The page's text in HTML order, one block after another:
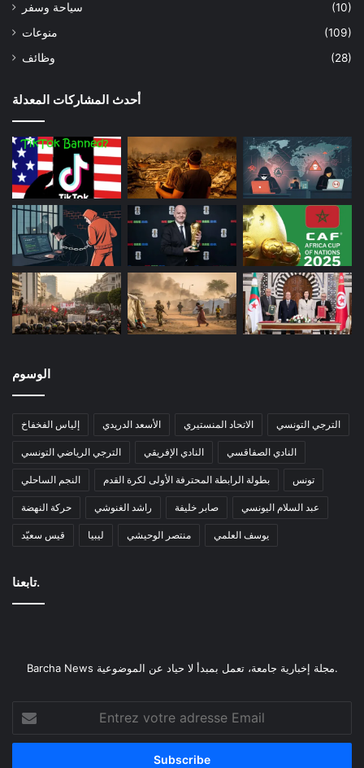
سياحة وسفر
(10)
منوعات
(109)
وظائف
(28)
أحدث المشاركات المعدلة
الوسوم
إلياس الفخفاخ الأسعد الدريدي الاتحاد المنستيري الترجي التونسي
الترجي الرياضي التونسي النادي الإفريقي النادي الصفاقسي
النجم الساحلي بطولة الرابطة المحترفة الأولى لكرة القدم تونس
حركة النهضة راشد الغنوشي صابر خليفة عبد السلام اليونسي
قيس سعيّد ليبيا منتصر الوحيشي يوسف العلمي
تابعنا.
Barcha News مجلة إخبارية جامعة، تعمل بمبدأ لا حياد عن الموضوعية.
votre
adresse